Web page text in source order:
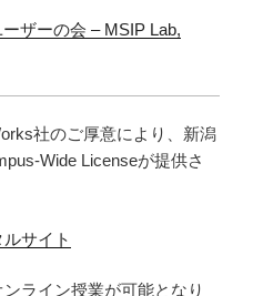
ザーの会 – MSIP Lab,
社のご厚意により、 新潟
Wide Licenseが提供さ
サイト
ライン授業が可能となり